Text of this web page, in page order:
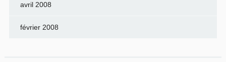
avril 2008
février 2008